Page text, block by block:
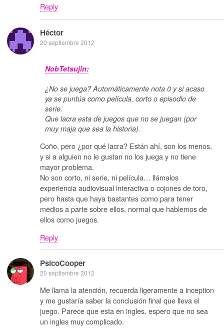
Reply
Héctor
20 septiembre 2012
NobTetsujin:
¿No se juega? Automáticamente nota 0 y si acaso
ya se puntúa como película, corto o episodio de
serie.
Que lacra esta de juegos que no se juegan (por
muy maja que sea la historia).
Coño, pero ¿por qué lacra? Están ahí, son los menos,
y si a alguien no le gustan no los juega y no tiene
mayor problema.
No son corto, ni serie, ni película… llámalos
experiencia audiovisual interactiva o cojones de toro,
pero hasta que haya bastantes como para tener
medios a parte sobre ellos, normal que hablemos de
ellos como juegos.
Reply
PsicoCooper
20 septiembre 2012
Me llama la atención, recuerda ligeramente a inception
y me gustaría saber la conclusión final que lleva el
juego. Parece que esta en ingles, espero que no sea
un ingles muy complicado.